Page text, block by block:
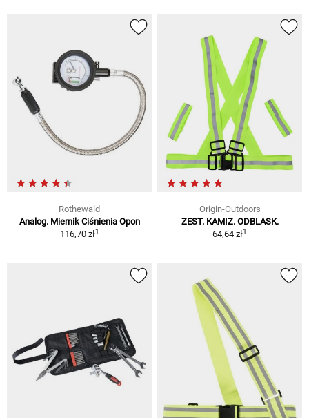
Rothewald
Analog. Miernik Ciśnienia Opon
116,70 zł1
Origin-Outdoors
ZEST. KAMIZ. ODBLASK.
64,64 zł1